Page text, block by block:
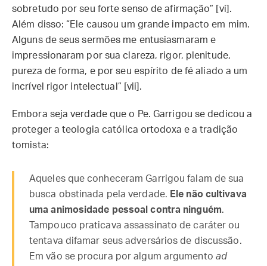
sobretudo por seu forte senso de afirmação” [vi].
Além disso: “Ele causou um grande impacto em mim.
Alguns de seus sermões me entusiasmaram e
impressionaram por sua clareza, rigor, plenitude,
pureza de forma, e por seu espírito de fé aliado a um
incrível rigor intelectual” [vii].
Embora seja verdade que o Pe. Garrigou se dedicou a
proteger a teologia católica ortodoxa e a tradição
tomista:
Aqueles que conheceram Garrigou falam de sua
busca obstinada pela verdade. Ele não cultivava
uma animosidade pessoal contra ninguém.
Tampouco praticava assassinato de caráter ou
tentava difamar seus adversários de discussão.
Em vão se procura por algum argumento ad